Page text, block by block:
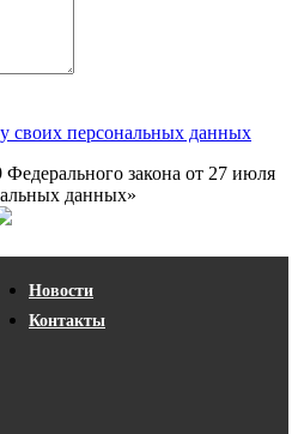
своих персональных данных
Федерального закона от 27 июля
данных»
Новости
Контакты